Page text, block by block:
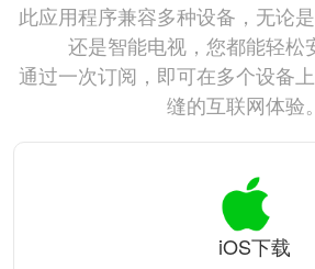
此应用程序兼容多种设备，无论
还是智能电视，您都能轻松
通过一次订阅，即可在多个设备
缝的互联网体验。
iOS下载